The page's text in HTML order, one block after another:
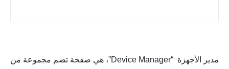
مدير الأجهزة
“Device Manager”، هي صفحة تضم مجموعة من